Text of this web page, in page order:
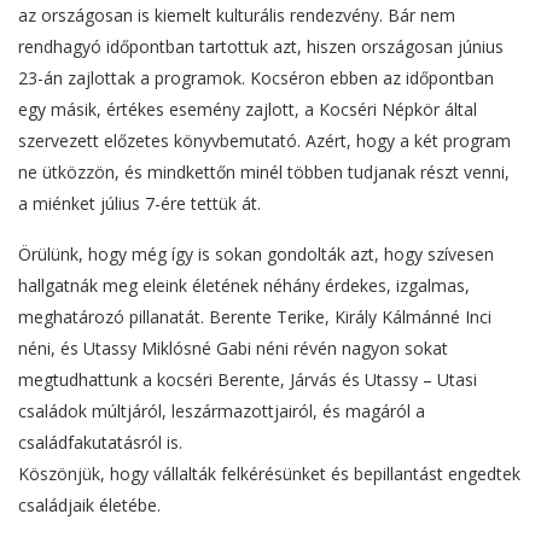
az országosan is kiemelt kulturális rendezvény. Bár nem
rendhagyó időpontban tartottuk azt, hiszen országosan június
23-án zajlottak a programok. Kocséron ebben az időpontban
egy másik, értékes esemény zajlott, a Kocséri Népkör által
szervezett előzetes könyvbemutató. Azért, hogy a két program
ne ütközzön, és mindkettőn minél többen tudjanak részt venni,
a miénket július 7-ére tettük át.
Örülünk, hogy még így is sokan gondolták azt, hogy szívesen
hallgatnák meg eleink életének néhány érdekes, izgalmas,
meghatározó pillanatát. Berente Terike, Király Kálmánné Inci
néni, és Utassy Miklósné Gabi néni révén nagyon sokat
megtudhattunk a kocséri Berente, Járvás és Utassy – Utasi
családok múltjáról, leszármazottjairól, és magáról a
családfakutatásról is.
Köszönjük, hogy vállalták felkérésünket és bepillantást engedtek
családjaik életébe.